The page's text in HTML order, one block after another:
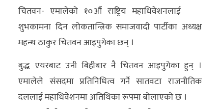
अर्थ/
वाणिज्य
मनाेरञ्जन
विज्ञान
प्रविधि
चितवन- एमालेको १०औं राष्ट्रिय महाधिवेशनलाई
शुभकामना दिन लोकतान्त्रिक समाजवादी पार्टीका अध्यक्ष
महन्थ ठाकुर चितवन आइपुगेका छन् ।
बुद्ध एयरबाट उनी बिहीबार नै चितवन आइपुगेका हुन् ।
एमालेले संसदमा प्रतिनिधित्व गर्ने सातवटा राजनीतिक
दललाई महाधिवेशनमा अतिथिका रूपमा बोलाएको छ ।